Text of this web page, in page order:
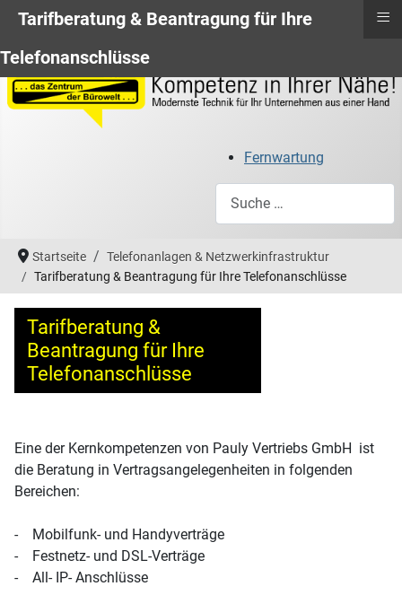
Fernwartung
Startseite
Telefonanlagen & Netzwerkinfrastruktur
Tarifberatung & Beantragung für Ihre Telefonanschlüsse
Tarifberatung &
Beantragung für Ihre
Telefonanschlüsse
Eine der Kernkompetenzen von Pauly Vertriebs GmbH ist
die Beratung in Vertragsangelegenheiten in folgenden
Bereichen:
- Mobilfunk- und Handyverträge
- Festnetz- und DSL-Verträge
- All- IP- Anschlüsse
Tarifberatung & Beantragung für Ihre
Telefonanschlüsse
≡